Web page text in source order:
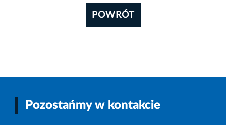
POWRÓT
Pozostańmy w kontakcie